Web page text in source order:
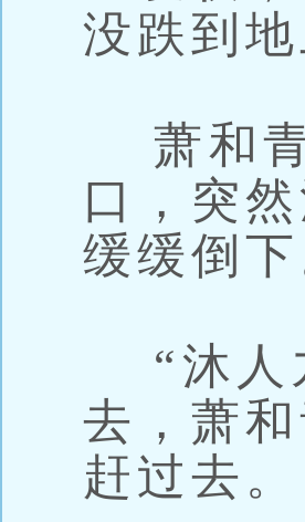
没跌到地
萧和青
口，突
缓缓倒下
“沐人
去，萧
赶过去。